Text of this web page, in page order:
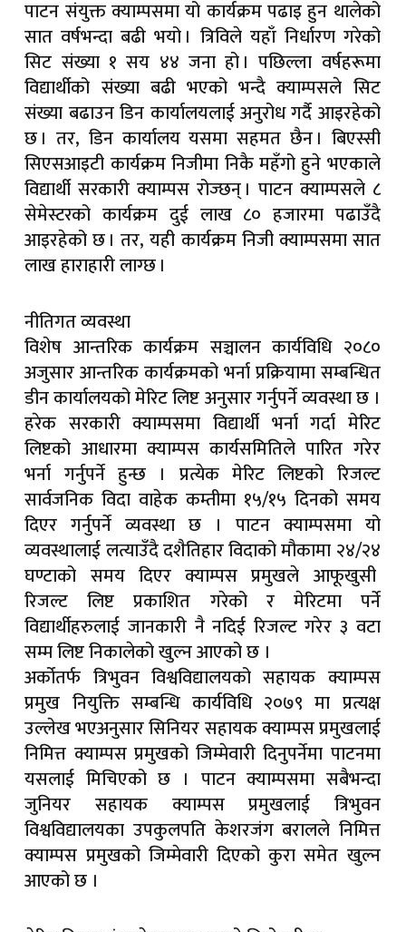
पाटन संयुक्त क्याम्पसमा यो कार्यक्रम पढाइ हुन थालेको
सात वर्षभन्दा बढी भयो । त्रिविले यहाँ निर्धारण गरेको
सिट संख्या १ सय ४४ जना हो । पछिल्ला वर्षहरूमा
विद्यार्थीको संख्या बढी भएको भन्दै क्याम्पसले सिट
संख्या बढाउन डिन कार्यालयलाई अनुरोध गर्दै आइरहेको
छ । तर, डिन कार्यालय यसमा सहमत छैन । बिएस्सी
सिएसआइटी कार्यक्रम निजीमा निकै महँगो हुने भएकाले
विद्यार्थी सरकारी क्याम्पस रोज्छन् । पाटन क्याम्पसले ८
सेमेस्टरको कार्यक्रम दुई लाख ८० हजारमा पढाउँदै
आइरहेको छ । तर, यही कार्यक्रम निजी क्याम्पसमा सात
लाख हाराहारी लाग्छ ।
नीतिगत व्यवस्था
विशेष आन्तरिक कार्यक्रम सञ्चालन कार्यविधि २०८०
अजुसार आन्तरिक कार्यक्रमको भर्ना प्रक्रियामा सम्बन्धित
डीन कार्यालयको मेरिट लिष्ट अनुसार गर्नुपर्ने व्यवस्था छ ।
हरेक सरकारी क्याम्पसमा विद्यार्थी भर्ना गर्दा मेरिट
लिष्टको आधारमा क्याम्पस कार्यसमितिले पारित गरेर
भर्ना गर्नुपर्ने हुन्छ । प्रत्येक मेरिट लिष्टको रिजल्ट
सार्वजनिक विदा वाहेक कम्तीमा १५/१५ दिनको समय
दिएर गर्नुपर्ने व्यवस्था छ । पाटन क्याम्पसमा यो
व्यवस्थालाई लत्याउँदै दशैतिहार विदाको मौकामा २४/२४
घण्टाको समय दिएर क्याम्पस प्रमुखले आफूखुसी
रिजल्ट लिष्ट प्रकाशित गरेको र मेरिटमा पर्ने
विद्यार्थीहरुलाई जानकारी नै नदिई रिजल्ट गरेर ३ वटा
सम्म लिष्ट निकालेको खुल्न आएको छ ।
अर्कोतर्फ त्रिभुवन विश्वविद्यालयको सहायक क्याम्पस
प्रमुख नियुक्ति सम्बन्धि कार्यविधि २०७९ मा प्रत्यक्ष
उल्लेख भएअनुसार सिनियर सहायक क्याम्पस प्रमुखलाई
निमित्त क्याम्पस प्रमुखको जिम्मेवारी दिनुपर्नेमा पाटनमा
यसलाई मिचिएको छ । पाटन क्याम्पसमा सबैभन्दा
जुनियर सहायक क्याम्पस प्रमुखलाई त्रिभुवन
विश्वविद्यालयका उपकुलपति केशरजंग बरालले निमित्त
क्याम्पस प्रमुखको जिम्मेवारी दिएको कुरा समेत खुल्न
आएको छ ।